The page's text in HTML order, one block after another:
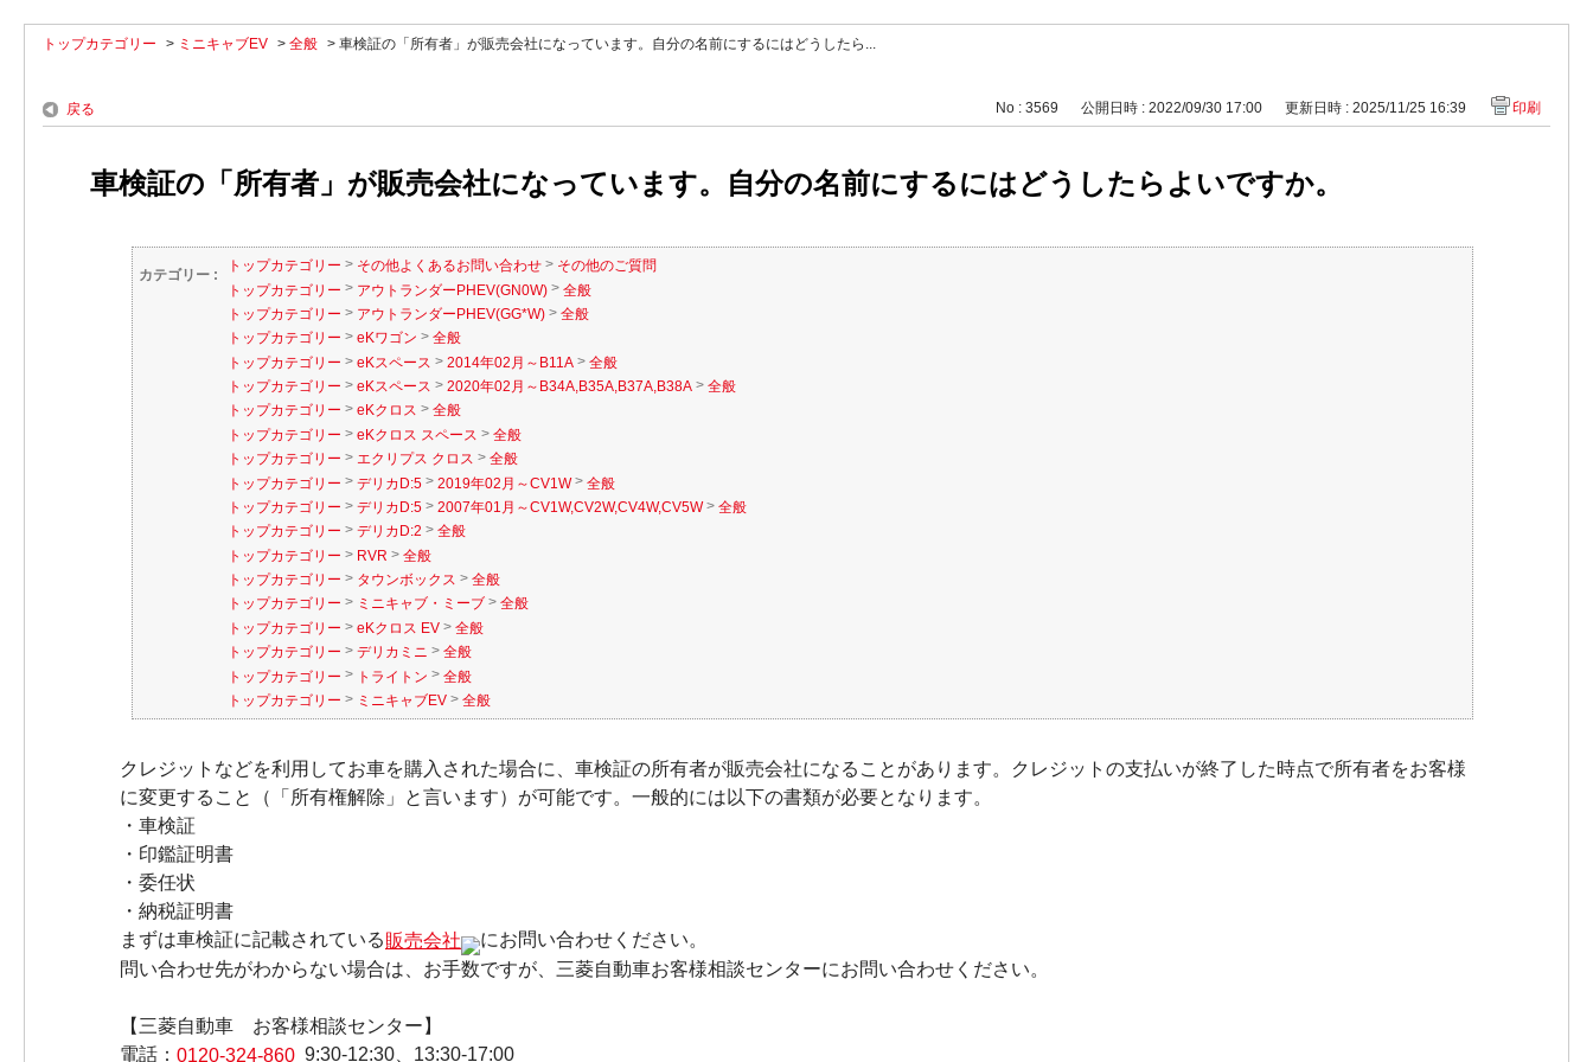
トップカテゴリー > ミニキャブEV > 全般 > 車検証の「所有者」が販売会社になっています。自分の名前にするにはどうしたら...
戻る No : 3569 公開日時 : 2022/09/30 17:00 更新日時 : 2025/11/25 16:39 印刷
車検証の「所有者」が販売会社になっています。自分の名前にするにはどうしたらよいですか。
カテゴリー :
トップカテゴリー > その他よくあるお問い合わせ > その他のご質問
トップカテゴリー > アウトランダーPHEV(GN0W) > 全般
トップカテゴリー > アウトランダーPHEV(GG*W) > 全般
トップカテゴリー > eKワゴン > 全般
トップカテゴリー > eKスペース > 2014年02月～B11A > 全般
トップカテゴリー > eKスペース > 2020年02月～B34A,B35A,B37A,B38A > 全般
トップカテゴリー > eKクロス > 全般
トップカテゴリー > eKクロス スペース > 全般
トップカテゴリー > エクリプス クロス > 全般
トップカテゴリー > デリカD:5 > 2019年02月～CV1W> 全般
トップカテゴリー > デリカD:5 > 2007年01月～CV1W,CV2W,CV4W,CV5W> 全般
トップカテゴリー > デリカD:2 > 全般
トップカテゴリー > RVR > 全般
トップカテゴリー > タウンボックス > 全般
トップカテゴリー > ミニキャブ・ミーブ > 全般
トップカテゴリー > eKクロス EV > 全般
トップカテゴリー > デリカミニ > 全般
トップカテゴリー > トライトン > 全般
トップカテゴリー > ミニキャブEV > 全般
クレジットなどを利用してお車を購入された場合に、車検証の所有者が販売会社になることがあります。クレジットの支払いが終了した時点で所有者をお客様
に変更すること（「所有権解除」と言います）が可能です。一般的には以下の書類が必要となります。
・車検証
・印鑑証明書
・委任状
・納税証明書
まずは車検証に記載されている販売会社
にお問い合わせください。
問い合わせ先がわからない場合は、お手数ですが、三菱自動車お客様相談センターにお問い合わせください。
【三菱自動車 お客様相談センター】
電話： 0120-324-860 9:30-12:30、13:30-17:00